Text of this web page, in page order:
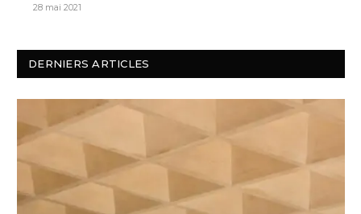
28 mai 2021
DERNIERS ARTICLES